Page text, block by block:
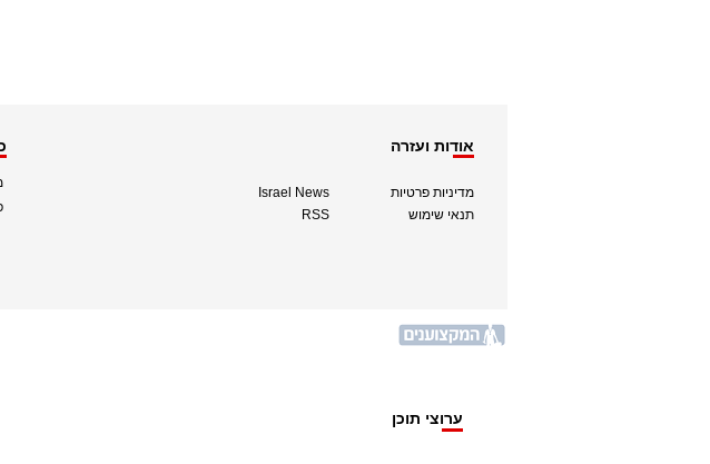
אודות ועזרה
מדיניות פרטיות
תנאי שימוש
Israel News
RSS
ערוצי תוכן